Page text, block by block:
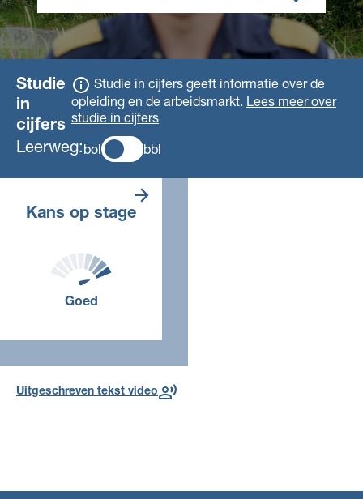
Studie
in
cijfers
Studie in cijfers geeft informatie over de
opleiding en de arbeidsmarkt. Lees meer over
studie in cijfers
Leerweg: bol bbl
Kans op stage
Goed
stageplaatsen. De
stage vindt. Ben je
aangenomen voor
deze opleiding?
Defensie.
Uitgeschreven tekst video